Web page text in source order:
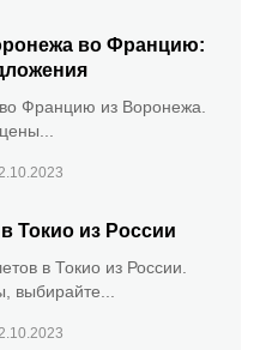
во Францию:
во Францию из Воронежа.
Токио из России
в Токио из России.
выбирайте...